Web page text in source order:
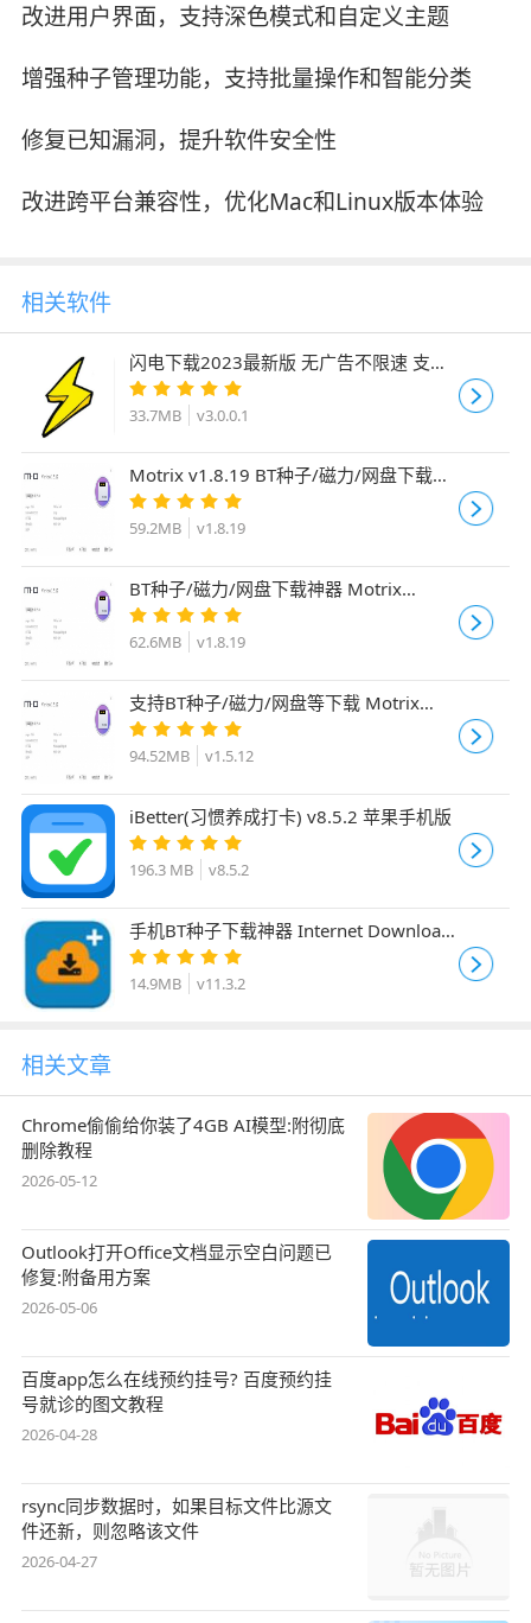
改进用户界面，支持深色模式和自定义主题
增强种子管理功能，支持批量操作和智能分类
修复已知漏洞，提升软件安全性
改进跨平台兼容性，优化Mac和Linux版本体验
相关软件
闪电下载2023最新版 无广告不限速 支持
磁力/BT种子/电驴等 v3.0.0.1 安卓版
33.7MB v3.0.0.1
Motrix v1.8.19 BT种子/磁力/网盘下载工
具 32位 绿色精简版 附使用方法
59.2MB v1.8.19
BT种子/磁力/网盘下载神器 Motrix
v1.8.19 64位 绿色精简版 附使用方法
62.6MB v1.8.19
支持BT种子/磁力/网盘等下载 Motrix
v1.5.12 免费绿色单文件版 附使用方法
94.52MB v1.5.12
iBetter(习惯养成打卡) v8.5.2 苹果手机版
196.3 MB v8.5.2
手机BT种子下载神器 Internet Download
Manager IDM v11.3.2 中文版
14.9MB v11.3.2
相关文章
Chrome偷偷给你装了4GB AI模型:附彻底
删除教程
2026-05-12
Outlook打开Office文档显示空白问题已
修复:附备用方案
2026-05-06
百度app怎么在线预约挂号? 百度预约挂
号就诊的图文教程
2026-04-28
rsync同步数据时，如果目标文件比源文
件还新，则忽略该文件
2026-04-27